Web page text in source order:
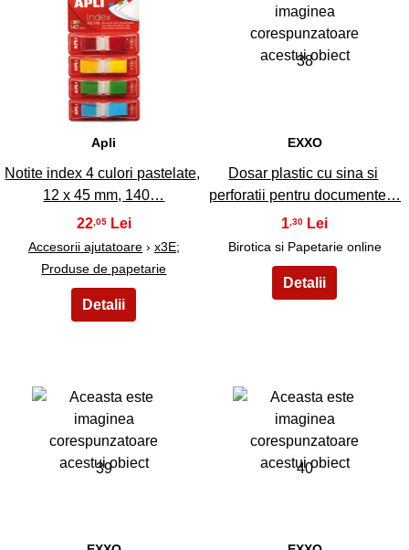
37
Apli
Notite index 4 culori pastelate,
12 х 45 mm, 140…
22 ,05
Accesorii ajutatoare› x3E;
Produse de papetarie
38
EXXO
Dosar plastic cu sina si
perforatii pentru documente…
1 ,30
Birotica si Papetarie online
39 40